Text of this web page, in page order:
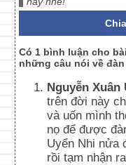
Có 1 bình luận cho
những câu nói về
Nguyễn Xuân
trên đời này
và uốn mình
nọ để được
Uyển Nhi nửa
rồi tạm nhận